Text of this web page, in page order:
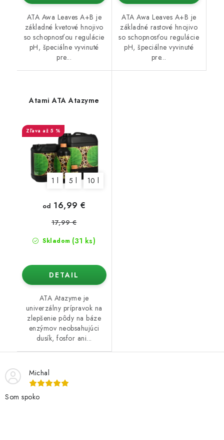
ATA Awa Leaves A+B je
základné kvetové hnojivo
so schopnosťou regulácie
pH, špeciálne vyvinuté
pre...
ATA Awa Leaves A+B je
základné rastové hnojivo
so schopnosťou regulácie
pH, špeciálne vyvinuté
pre...
Atami ATA Atazyme
až 5 %
1 l 5 l 10 l
Skladom (31 ks)
od 16,99 €
17,99 €
DETAIL
ATA Atazyme je
univerzálny prípravok na
zlepšenie pôdy na báze
enzýmov neobsahujúci
dusík, fosfor ani...
Michal
Som spoko